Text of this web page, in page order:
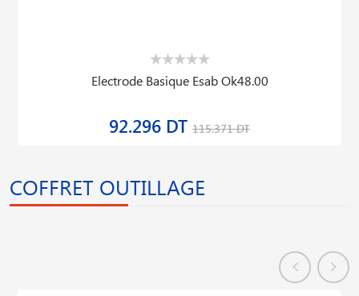
Electrode Basique Esab Ok48.00
92.296 DT 115.371 DT
COFFRET OUTILLAGE